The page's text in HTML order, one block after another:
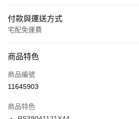
付款與運送方式
宅配免運費
信用卡一次付款
信用卡分期付款
合作金庫商業銀行
6 期 0 利率 每期
商品特色
商品編號
11645903
商品特色